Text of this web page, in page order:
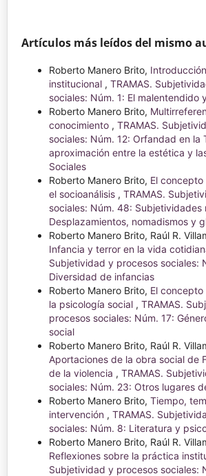
Artículos más leídos del mismo
Roberto Manero Brito,
institucional , TRAMAS.
sociales: Núm. 1: El malentendido
Roberto Manero Brito,
conocimiento , TRAMAS.
sociales: Núm. 12: Orfandad en la
aproximación entre la estética y
Sociales
Roberto Manero Brito, El
el socioanálisis , TRAMAS.
sociales: Núm. 48: Subjetividades
Desplazamientos, nomadismos y
Roberto Manero Brito, Raúl R.
Infancia y terror en la vida
Subjetividad y procesos sociales:
Diversidad de infancias
Roberto Manero Brito, El
la psicología social , TRAMAS.
procesos sociales: Núm. 17:
social
Roberto Manero Brito, Raúl R.
Aportaciones de la obra social de
de la violencia , TRAMAS.
sociales: Núm. 23: Otros lugares
Roberto Manero Brito, Tiempo,
intervención , TRAMAS.
sociales: Núm. 8: Literatura y
Roberto Manero Brito, Raúl R.
Reflexiones sobre la práctica
Subjetividad y procesos sociales: